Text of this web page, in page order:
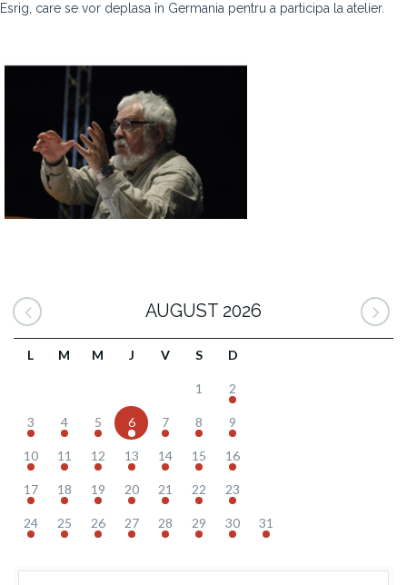
Esrig, care se vor deplasa în Germania pentru a participa la atelier.
AUGUST 2026
L M M J V S D
1 2
3 4 5 6 7 8 9
10 11 12 13 14 15 16
17 18 19 20 21 22 23
24 25 26 27 28 29 30 31